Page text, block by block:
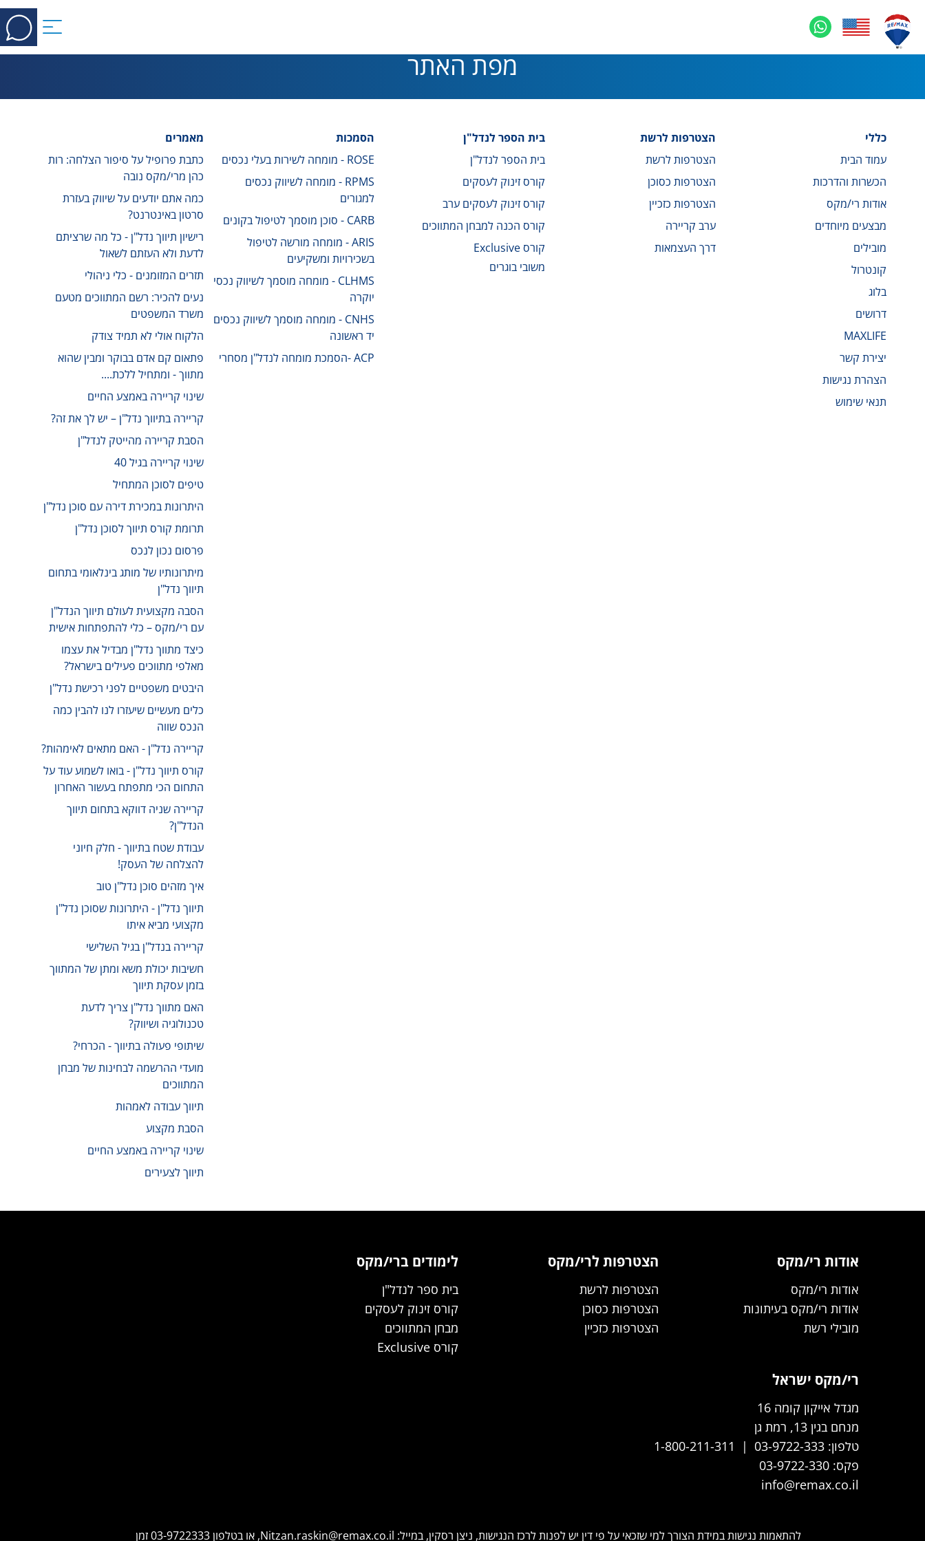
מפת האתר
כללי
עמוד הבית
הכשרות והדרכות
אודות רי/מקס
מבצעים מיוחדים
מובילים
קונטרול
בלוג
דרושים
MAXLIFE
יצירת קשר
הצהרת נגישות
תנאי שימוש
הצטרפות לרשת
הצטרפות לרשת
הצטרפות כסוכן
הצטרפות כזכיין
ערב קריירה
דרך העצמאות
בית הספר לנדל"ן
בית הספר לנדל"ן
קורס זינוק לעסקים
קורס זינוק לעסקים ערב
קורס הכנה למבחן המתווכים
קורס Exclusive
משובי בוגרים
הסמכות
ROSE - מומחה לשירות בעלי נכסים
RPMS - מומחה לשיווק נכסים
למגורים
CARB - סוכן מוסמך לטיפול בקונים
ARIS - מומחה מורשה לטיפול
בשכירויות ומשקיעים
CLHMS - מומחה מוסמך לשיווק נכסי
יוקרה
CNHS - מומחה מוסמך לשיווק נכסים
יד ראשונה
ACP -הסמכת מומחה לנדל"ן מסחרי
מאמרים
כתבת פרופיל על סיפור הצלחה: רות
כהן מרי/מקס נובה
כמה אתם יודעים על שיווק בעזרת
סרטון באינטרנט?
רישיון תיווך נדל"ן - כל מה שרציתם
לדעת ולא העזתם לשאול
תזרים המזומנים - כלי ניהולי
נעים להכיר: רשם המתווכים מטעם
משרד המשפטים
הלקוח אולי לא תמיד צודק
פתאום קם אדם בבוקר ומבין שהוא
מתווך - ומתחיל ללכת....
שינוי קריירה באמצע החיים
קריירה בתיווך נדל"ן – יש לך את זה?
הסבת קריירה מהייטק לנדל"ן
שינוי קריירה בגיל 40
טיפים לסוכן המתחיל
היתרונות במכירת דירה עם סוכן נדל"ן
תרומת קורס תיווך לסוכן נדל"ן
פרסום נכון לנכס
מיתרונותיו של מותג בינלאומי בתחום
תיווך נדל"ן
הסבה מקצועית לעולם תיווך הנדל"ן
עם רי/מקס – כלי להתפתחות אישית
כיצד מתווך נדל"ן מבדיל את עצמו
מאלפי מתווכים פעילים בישראל?
היבטים משפטיים לפני רכישת נדל"ן
כלים מעשיים שיעזרו לנו להבין כמה
הנכס שווה
קריירה נדל"ן - האם מתאים לאימהות?
קורס תיווך נדל"ן - בואו לשמוע עוד על
התחום הכי מתפתח בעשור האחרון
קריירה שניה דווקא בתחום תיווך
הנדל"ן?
עבודת שטח בתיווך - חלק חיוני
להצלחה של העסק!
איך מזהים סוכן נדל"ן טוב
תיווך נדל"ן - היתרונות שסוכן נדל"ן
מקצועי מביא איתו
קריירה בנדל"ן בגיל השלישי
חשיבות יכולת משא ומתן של המתווך
בזמן עסקת תיווך
האם מתווך נדל"ן צריך לדעת
טכנולוגיה ושיווק?
שיתופי פעולה בתיווך - הכרחי?
מועדי ההרשמה לבחינות של מבחן
המתווכים
תיווך עבודה לאמהות
הסבת מקצוע
שינוי קריירה באמצע החיים
תיווך לצעירים
אודות רי/מקס
אודות רי/מקס
אודות רי/מקס בעיתונות
מובילי רשת
הצטרפות לרי/מקס
הצטרפות לרשת
הצטרפות כסוכן
הצטרפות כזכיין
לימודים ברי/מקס
בית ספר לנדל"ן
קורס זינוק לעסקים
מבחן המתווכים
קורס Exclusive
רי/מקס ישראל
מגדל אייקון קומה 16
מנחם בגין 13, רמת גן
טלפון: 03-9722-333
|
1-800-211-311
פקס: 03-9722-330
info@remax.co.il
להתאמות נגישות במידת הצורך למי שזכאי על פי דין יש לפנות לרכז הנגישות, ניצן רסקין, במייל: Nitzan.raskin@remax.co.il, או בטלפון 03-9722333זמן